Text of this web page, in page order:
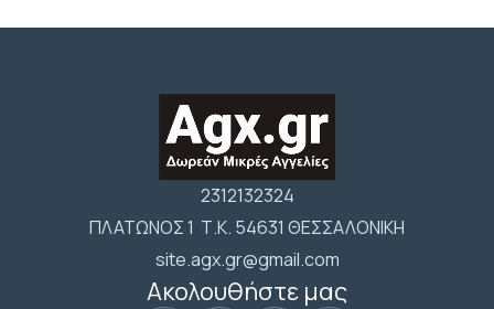
2312132324
ΠΛΑΤΩΝΟΣ 1 Τ.Κ. 54631 ΘΕΣΣΑΛΟΝΙΚΗ
site.agx.gr@gmail.com
Ακολουθήστε μας